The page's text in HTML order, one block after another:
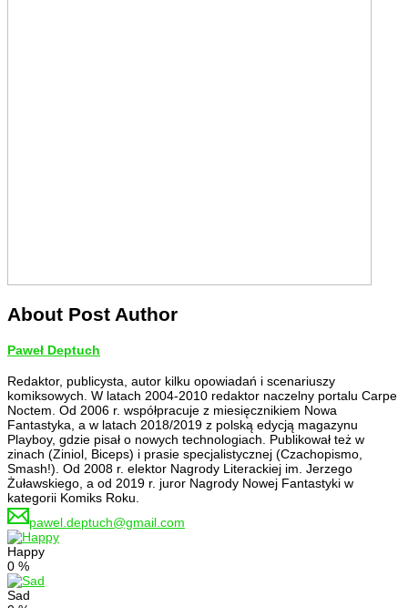
About Post Author
Paweł Deptuch
Redaktor, publicysta, autor kilku opowiadań i scenariuszy
komiksowych. W latach 2004-2010 redaktor naczelny portalu Carpe
Noctem. Od 2006 r. współpracuje z miesięcznikiem Nowa
Fantastyka, a w latach 2018/2019 z polską edycją magazynu
Playboy, gdzie pisał o nowych technologiach. Publikował też w
zinach (Ziniol, Biceps) i prasie specjalistycznej (Czachopismo,
Smash!). Od 2008 r. elektor Nagrody Literackiej im. Jerzego
Żuławskiego, a od 2019 r. juror Nagrody Nowej Fantastyki w
kategorii Komiks Roku.
pawel.deptuch@gmail.com
Happy
0 %
Sad